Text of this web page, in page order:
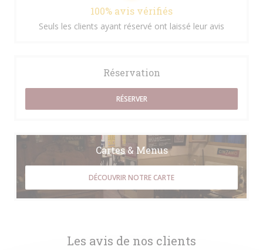
Les avis de nos clients
100% avis vérifiés
Seuls les clients ayant réservé ont laissé leur avis
Réservation
RÉSERVER
Cartes & Menus
DÉCOUVRIR NOTRE CARTE